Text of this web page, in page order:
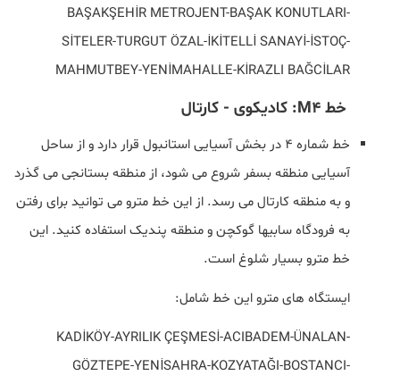
BAŞAKŞEHİR METROJENT-BAŞAK KONUTLARI-
SİTELER-TURGUT ÖZAL-İKİTELLİ SANAYİ-İSTOÇ-
MAHMUTBEY-YENİMAHALLE-KİRAZLI BAĞCİLAR
خط M4: کادیکوی - کارتال
خط شماره ۴ در بخش آسیایی استانبول قرار دارد و از ساحل
آسیایی منطقه بسفر شروع می شود، از منطقه بستانجی می گذرد
و به منطقه کارتال می رسد. از این خط مترو می توانید برای رفتن
به فرودگاه سابیها گوکچن و منطقه پندیک استفاده کنید. این
خط مترو بسیار شلوغ است.
ایستگاه های مترو این خط شامل:
KADİKÖY-AYRILIK ÇEŞMESİ-ACIBADEM-ÜNALAN-
GÖZTEPE-YENİSAHRA-KOZYATAĞI-BOSTANCI-